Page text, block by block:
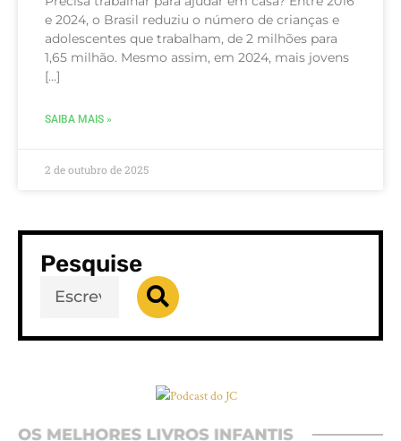
e 2024, o Brasil reduziu o número de crianças e
adolescentes que trabalham, de 2 milhões para
1,65 milhão. Mesmo assim, em 2024, mais jovens
[…]
SAIBA MAIS »
2 de outubro de 2025
Pesquise